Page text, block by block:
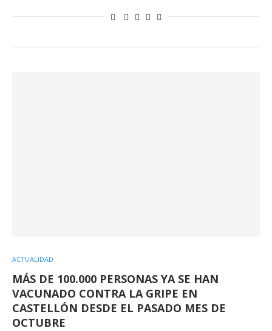
ACTUALIDAD
MÁS DE 100.000 PERSONAS YA SE HAN
VACUNADO CONTRA LA GRIPE EN
CASTELLÓN DESDE EL PASADO MES DE
OCTUBRE